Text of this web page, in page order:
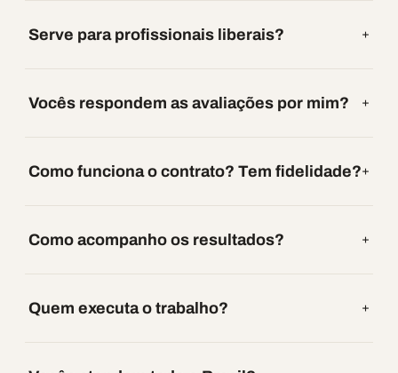
Serve para profissionais liberais?
Vocês respondem as avaliações por mim?
Como funciona o contrato? Tem fidelidade?
Como acompanho os resultados?
Quem executa o trabalho?